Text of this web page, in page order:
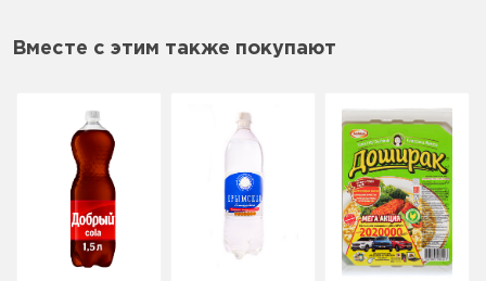
Вместе с этим также покупают